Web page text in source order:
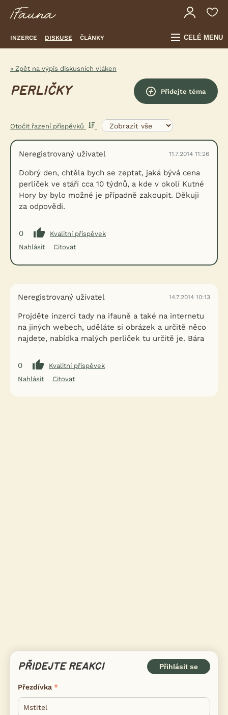
INZERCE DISKUSE ČLÁNKY CELÉ MENU
« Zpět na výpis diskusních vláken
PERLIČKY Přidejte téma
Otočit řazení příspěvků
Neregistrovaný uživatel 11.7.2014 11:26
Dobrý den, chtěla bych se zeptat, jaká bývá cena
perliček ve stáří cca 10 týdnů, a kde v okolí Kutné
Hory by bylo možné je případně zakoupit. Děkuji
za odpovědi.
0
Kvalitní příspěvek
Nahlásit
Citovat
Neregistrovaný uživatel 14.7.2014 10:13
Projděte inzerci tady na ifauně a také na internetu
na jiných webech, uděláte si obrázek a určitě něco
najdete, nabídka malých perliček tu určitě je. Bára
0
Kvalitní příspěvek
Nahlásit
Citovat
PŘIDEJTE REAKCI Přihlásit se
Přezdívka